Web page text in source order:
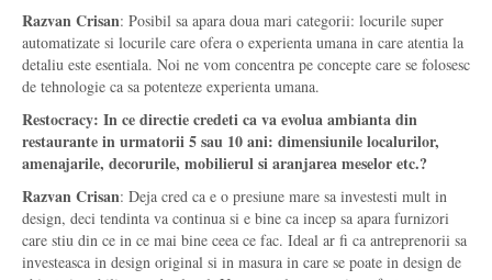
Razvan Crisan: Posibil sa apara doua mari categorii: locurile super
automatizate si locurile care ofera o experienta umana in care atentia la
detaliu este esentiala. Noi ne vom concentra pe concepte care se folosesc
de tehnologie ca sa potenteze experienta umana.
Restocracy: In ce directie credeti ca va evolua ambianta din
restaurante in urmatorii 5 sau 10 ani: dimensiunile localurilor,
amenajarile, decorurile, mobilierul si aranjarea meselor etc.?
Razvan Crisan: Deja cred ca e o presiune mare sa investesti mult in
design, deci tendinta va continua si e bine ca incep sa apara furnizori
care stiu din ce in ce mai bine ceea ce fac. Ideal ar fi ca antreprenorii sa
investeasca in design original si in masura in care se poate in design de